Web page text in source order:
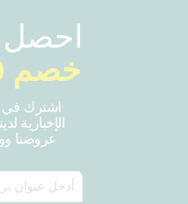
خصم 10%
اشترك في
الإخبارية
عروضنا